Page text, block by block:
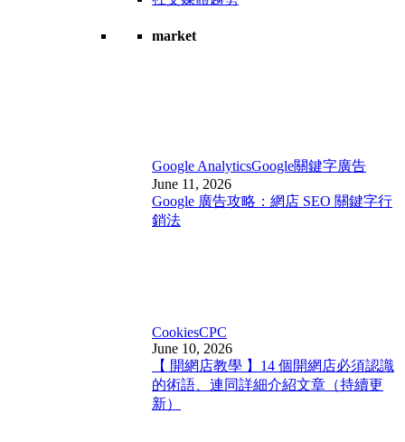
market
Google AnalyticsGoogle關鍵字廣告
June 11, 2026
Google 廣告攻略：網店 SEO 關鍵字行
銷法
CookiesCPC
June 10, 2026
【 開網店教學 】14 個開網店必須認識
的術語、連同詳細介紹文章（持續更
新）